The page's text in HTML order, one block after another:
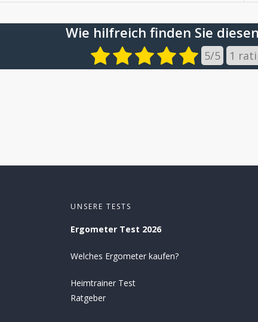
Wie hilfreich finden Sie
5/5 1
UNSERE TESTS
Ergometer Test 2026
Welches Ergometer kaufen?
Heimtrainer Test
Ratgeber